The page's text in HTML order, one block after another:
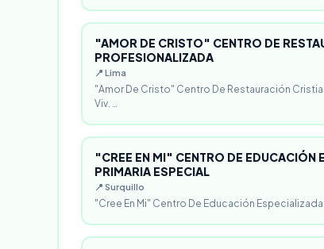
"AMOR DE CRISTO" CENTRO DE
PROFESIONALIZADA
📍 Lima
"Amor De Cristo" Centro De Restauración
Viv. …
"CREE EN MI" CENTRO DE EDUCACIÓN
PRIMARIA ESPECIAL
📍 Surquillo
"Cree En Mi" Centro De Educación